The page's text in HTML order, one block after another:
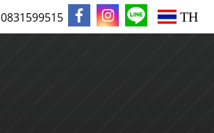
0831599515 TH